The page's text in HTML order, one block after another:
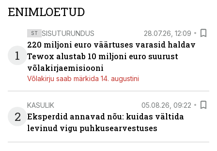
ENIMLOETUD
1
ST SISUTURUNDUS 28.07.26, 12:09
220 miljoni euro väärtuses varasid haldav
Tewox alustab 10 miljoni euro suurust
võlakirjaemisiooni
Võlakirju saab märkida 14. augustini
2
KASULIK 05.08.26, 09:22
Eksperdid annavad nõu: kuidas vältida
levinud vigu puhkusearvestuses